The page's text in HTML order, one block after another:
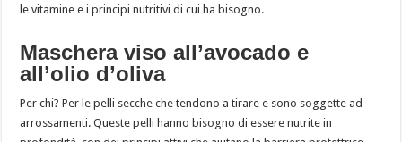
le vitamine e i principi nutritivi di cui ha bisogno.
Maschera viso all’avocado e
all’olio d’oliva
Per chi? Per le pelli secche che tendono a tirare e sono soggette ad
arrossamenti. Queste pelli hanno bisogno di essere nutrite in